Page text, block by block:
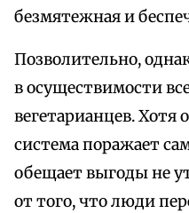
безмятежная и
Позволительно,
в осуществимости
вегетарианцев. Хотя
система поражает
обещает выгоды не
от того, что люди